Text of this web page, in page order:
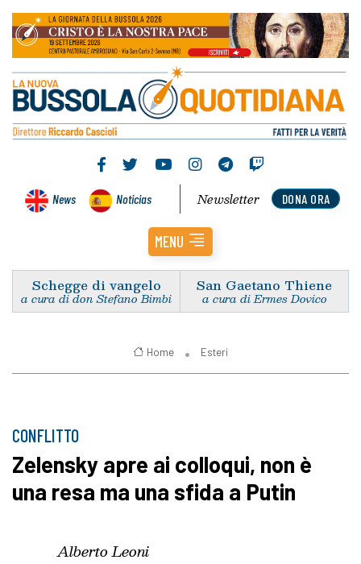
News Noticias DONA ORA
Newsletter
MENU
Schegge di vangelo
a cura di don Stefano Bimbi
San Gaetano Thiene
a cura di Ermes Dovico
Home Esteri
CONFLITTO
Zelensky apre ai colloqui, non è
una resa ma una sfida a Putin
Alberto Leoni